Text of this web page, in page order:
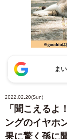
ま
2022.02.20(Sun)
「聞こえるよ
ングのイヤホ
果に驚く孫に